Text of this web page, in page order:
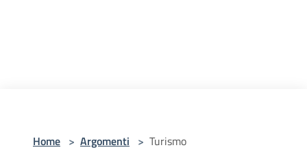
Home > Argomenti > Turismo